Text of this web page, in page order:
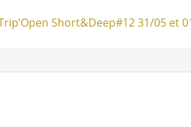
Short&Deep#12 31/05 et